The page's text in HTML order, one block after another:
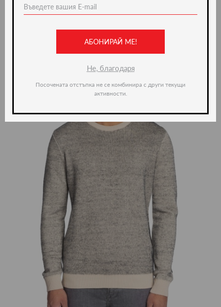
Ние препоръчваме
АБОНИРАЙ МЕ!
Не, благодаря
Посочената отстъпка не се комбинира с други текущи
активности.